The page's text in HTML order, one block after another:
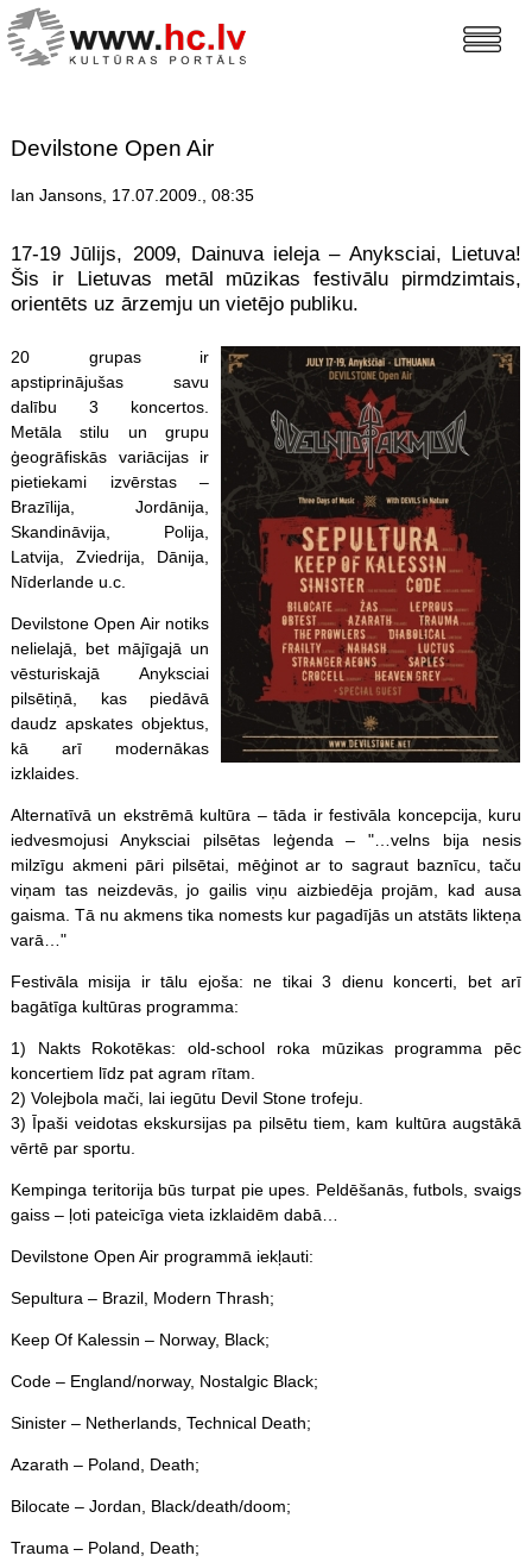
Devilstone Open Air
Ian Jansons, 17.07.2009., 08:35
17-19 Jūlijs, 2009, Dainuva ieleja – Anyksciai, Lietuva!
Šis ir Lietuvas metāl mūzikas festivālu pirmdzimtais,
orientēts uz ārzemju un vietējo publiku.
20 grupas ir
apstiprinājušas savu
dalību 3 koncertos.
Metāla stilu un grupu
ģeogrāfiskās variācijas ir
pietiekami izvērstas –
Brazīlija, Jordānija,
Skandināvija, Polija,
Latvija, Zviedrija, Dānija,
Nīderlande u.c.
Devilstone Open Air notiks
nelielajā, bet mājīgajā un
vēsturiskajā Anyksciai
pilsētiņā, kas piedāvā
daudz apskates objektus,
kā arī modernākas
izklaides.
Alternatīvā un ekstrēmā kultūra – tāda ir festivāla koncepcija, kuru
iedvesmojusi Anyksciai pilsētas leģenda – "…velns bija nesis
milzīgu akmeni pāri pilsētai, mēģinot ar to sagraut baznīcu, taču
viņam tas neizdevās, jo gailis viņu aizbiedēja projām, kad ausa
gaisma. Tā nu akmens tika nomests kur pagadījās un atstāts likteņa
varā…"
Festivāla misija ir tālu ejoša: ne tikai 3 dienu koncerti, bet arī
bagātīga kultūras programma:
1) Nakts Rokotēkas: old-school roka mūzikas programma pēc
koncertiem līdz pat agram rītam.
2) Volejbola mači, lai iegūtu Devil Stone trofeju.
3) Īpaši veidotas ekskursijas pa pilsētu tiem, kam kultūra augstākā
vērtē par sportu.
Kempinga teritorija būs turpat pie upes. Peldēšanās, futbols, svaigs
gaiss – ļoti pateicīga vieta izklaidēm dabā…
Devilstone Open Air programmā iekļauti:
Sepultura – Brazil, Modern Thrash;
Keep Of Kalessin – Norway, Black;
Code – England/norway, Nostalgic Black;
Sinister – Netherlands, Technical Death;
Azarath – Poland, Death;
Bilocate – Jordan, Black/death/doom;
Trauma – Poland, Death;